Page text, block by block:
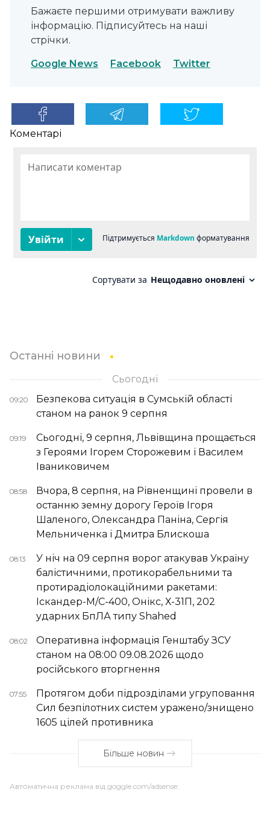
Бажаєте першими отримувати важливу
інформацію. Підписуйтесь на наші
стрічки.
Google News Facebook Twitter
Коментарі
Останні новини
Сьогодні
09:20
Безпекова ситуація в Сумській області
станом на ранок 9 серпня
09:19
Сьогодні, 9 серпня, Львівщина прощається
з Героями Ігорем Сторожевим і Василем
Іваниковичем
08:58
Вчора, 8 серпня, на Рівненщині провели в
останню земну дорогу Героїв Ігоря
Шаленого, Олександра Паніна, Сергія
Мельниченка і Дмитра Блискоша
08:13
У ніч на 09 серпня ворог атакував Україну
балістичними, протикорабельними та
протирадіолокаційними ракетами:
Іскандер-М/С-400, Онікс, Х-31П, 202
ударних БпЛА типу Shahed
08:02
Оперативна інформація Генштабу ЗСУ
станом на 08:00 09.08.2026 щодо
російського вторгнення
07:55
Протягом доби підрозділами угруповання
Сил безпілотних систем уражено/знищено
1605 цілей противника
Більше новин
Автоматична реклама від goggle.com/adsense: